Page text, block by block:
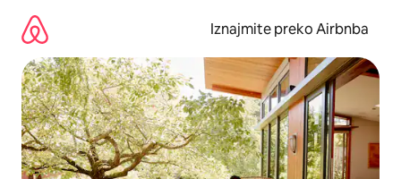
sadržaj
Iznajmite preko Airbnba